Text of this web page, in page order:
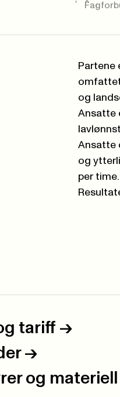
Partene
og
Ansatte
Ansatte
og
per time.
tariff ->
->
og materiell